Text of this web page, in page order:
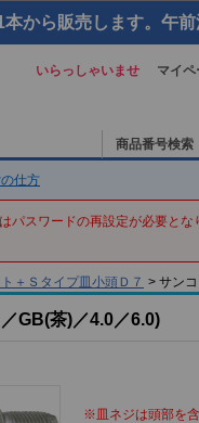
から販売します。午
いらっしゃいませ マイペ
商品番号検索
仕方
スワードの再設定が必要とな
＋Ｓタイプ皿小頭Ｄ７ > サン
GB(茶)／4.0／6.0)
※皿ネジは頭部を含